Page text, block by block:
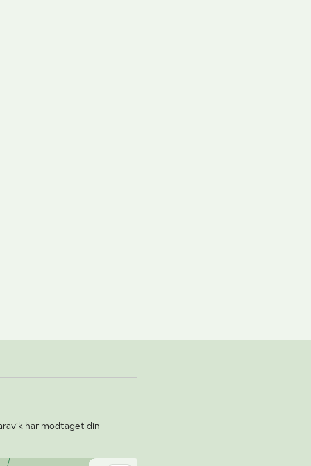
har modtaget din